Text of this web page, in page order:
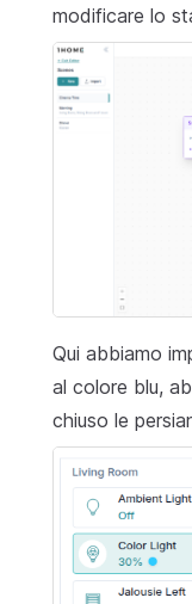
modificare lo
Qui abbiamo
al colore blu,
chiuso le